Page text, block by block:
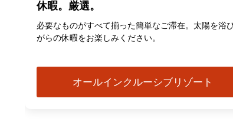
休暇。厳選。
必要なものがすべて揃った簡単なご滞在。太陽を浴
がらの休暇をお楽しみください。
オールインクルーシブリゾート